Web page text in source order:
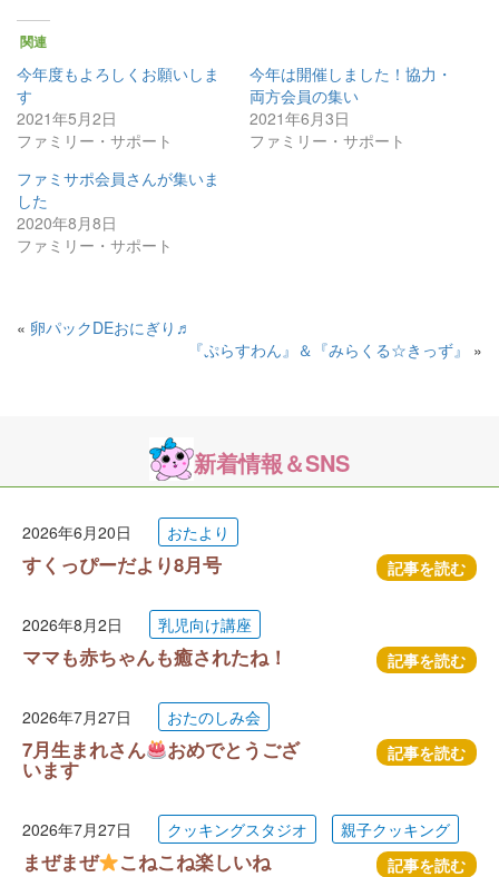
関連
今年度もよろしくお願いしま
す
2021年5月2日
ファミリー・サポート
今年は開催しました！協力・
両方会員の集い
2021年6月3日
ファミリー・サポート
ファミサポ会員さんが集いま
した
2020年8月8日
ファミリー・サポート
« 卵パックDEおにぎり♬
『ぷらすわん』＆『みらくる☆きっず』
»
新着情報＆SNS
2026年6月20日 おたより
すくっぴーだより8月号 記事を読む
2026年8月2日 乳児向け講座
ママも赤ちゃんも癒されたね！ 記事を読む
2026年7月27日 おたのしみ会
7月生まれさん おめでとうござ
います
記事を読む
2026年7月27日 クッキングスタジオ 親子クッキング
まぜまぜ こねこね楽しいね 記事を読む